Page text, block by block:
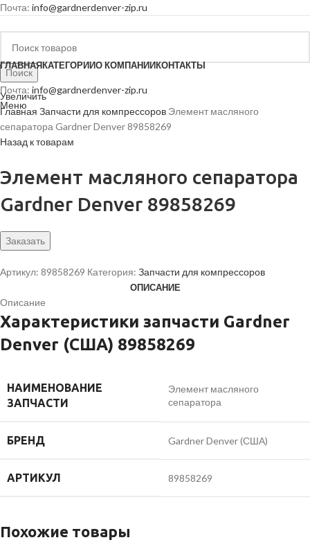
Почта: info@gardnerdenver-zip.ru
Поиск
Почта: info@gardnerdenver-zip.ru
Меню
ГЛАВНАЯКАТЕГОРИИО КОМПАНИИКОНТАКТЫ
Увеличить
Главная Запчасти для компрессоров Элемент масляного
сепаратора Gardner Denver 89858269
Назад к товарам
Элемент масляного сепаратора
Gardner Denver 89858269
Заказать
Артикул: 89858269 Категория: Запчасти для компрессоров
ОПИСАНИЕ
Описание
Характеристики запчасти Gardner
Denver (США) 89858269
НАИМЕНОВАНИЕ
ЗАПЧАСТИ
Элемент масляного
сепаратора
БРЕНД Gardner Denver (США)
АРТИКУЛ 89858269
Похожие товары